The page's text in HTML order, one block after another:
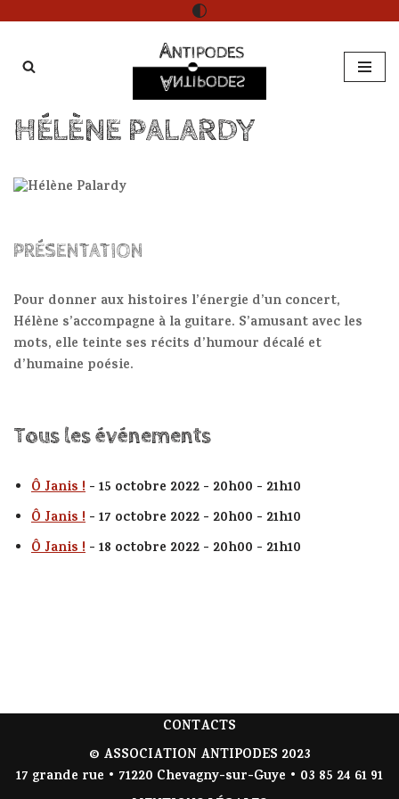
au
HÉLÈNE PALARDY
PRÉSENTATION
Pour donner aux histoires l’énergie d’un concert,
Hélène s’accompagne à la guitare. S’amusant avec les
mots, elle teinte ses récits d’humour décalé et
d’humaine poésie.
Tous les événements
Ô Janis ! - 15 octobre 2022 - 20h00 - 21h10
Ô Janis ! - 17 octobre 2022 - 20h00 - 21h10
Ô Janis ! - 18 octobre 2022 - 20h00 - 21h10
CONTACTS
© ASSOCIATION ANTIPODES 2023
17 grande rue • 71220 Chevagny-sur-Guye • 03 85 24 61 91